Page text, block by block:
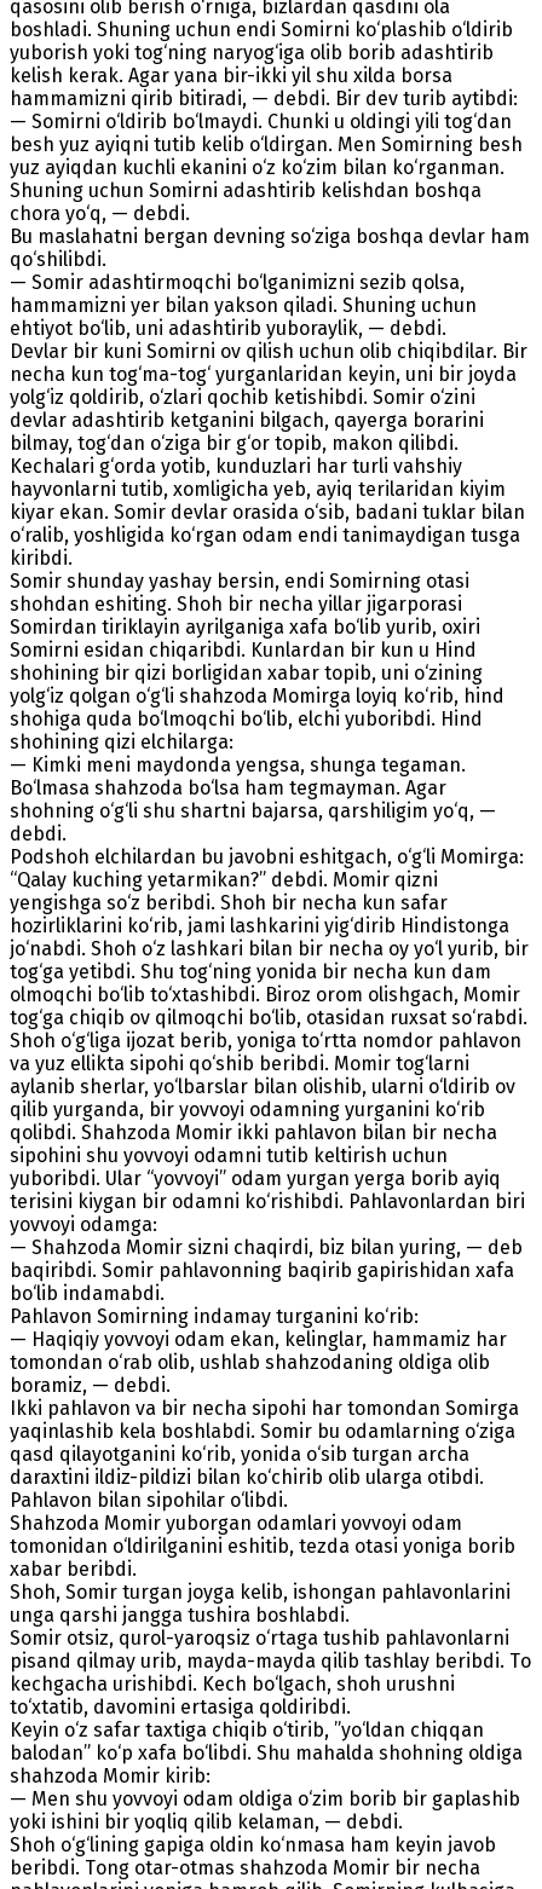
qasosini olib berish o‘rniga, bizlardan qasdini ola
boshladi. Shuning uchun endi Somirni ko‘plashib o‘ldirib
yuborish yoki tog‘ning naryog‘iga olib borib adashtirib
kelish kerak. Agar yana bir-ikki yil shu xilda borsa
hammamizni qirib bitiradi, — debdi. Bir dev turib aytibdi:
— Somirni o‘ldirib bo‘lmaydi. Chunki u oldingi yili tog‘dan
besh yuz ayiqni tutib kelib o‘ldirgan. Men Somirning besh
yuz ayiqdan kuchli ekanini o‘z ko‘zim bilan ko‘rganman.
Shuning uchun Somirni adashtirib kelishdan boshqa
chora yo‘q, — debdi.
Bu maslahatni bergan devning so‘ziga boshqa devlar ham
qo‘shilibdi.
— Somir adashtirmoqchi bo‘lganimizni sezib qolsa,
hammamizni yer bilan yakson qiladi. Shuning uchun
ehtiyot bo‘lib, uni adashtirib yuboraylik, — debdi.
Devlar bir kuni Somirni ov qilish uchun olib chiqibdilar. Bir
necha kun tog‘ma-tog‘ yurganlaridan keyin, uni bir joyda
yolg‘iz qoldirib, o‘zlari qochib ketishibdi. Somir o‘zini
devlar adashtirib ketganini bilgach, qayerga borarini
bilmay, tog‘dan o‘ziga bir g‘or topib, makon qilibdi.
Kechalari g‘orda yotib, kunduzlari har turli vahshiy
hayvonlarni tutib, xomligicha yeb, ayiq terilaridan kiyim
kiyar ekan. Somir devlar orasida o‘sib, badani tuklar bilan
o‘ralib, yoshligida ko‘rgan odam endi tanimaydigan tusga
kiribdi.
Somir shunday yashay bersin, endi Somirning otasi
shohdan eshiting. Shoh bir necha yillar jigarporasi
Somirdan tiriklayin ayrilganiga xafa bo‘lib yurib, oxiri
Somirni esidan chiqaribdi. Kunlardan bir kun u Hind
shohining bir qizi borligidan xabar topib, uni o‘zining
yolg‘iz qolgan o‘g‘li shahzoda Momirga loyiq ko‘rib, hind
shohiga quda bo‘lmoqchi bo‘lib, elchi yuboribdi. Hind
shohining qizi elchilarga:
— Kimki meni maydonda yengsa, shunga tegaman.
Bo‘lmasa shahzoda bo‘lsa ham tegmayman. Agar
shohning o‘g‘li shu shartni bajarsa, qarshiligim yo‘q, —
debdi.
Podshoh elchilardan bu javobni eshitgach, o‘g‘li Momirga:
“Qalay kuching yetarmikan?” debdi. Momir qizni
yengishga so‘z beribdi. Shoh bir necha kun safar
hozirliklarini ko‘rib, jami lashkarini yig‘dirib Hindistonga
jo‘nabdi. Shoh o‘z lashkari bilan bir necha oy yo‘l yurib, bir
tog‘ga yetibdi. Shu tog‘ning yonida bir necha kun dam
olmoqchi bo‘lib to‘xtashibdi. Biroz orom olishgach, Momir
tog‘ga chiqib ov qilmoqchi bo‘lib, otasidan ruxsat so‘rabdi.
Shoh o‘g‘liga ijozat berib, yoniga to‘rtta nomdor pahlavon
va yuz ellikta siрohi qo‘shib beribdi. Momir tog‘larni
aylanib sherlar, yo‘lbarslar bilan olishib, ularni o‘ldirib ov
qilib yurganda, bir yovvoyi odamning yurganini ko‘rib
qolibdi. Shahzoda Momir ikki pahlavon bilan bir necha
siрohini shu yovvoyi odamni tutib keltirish uchun
yuboribdi. Ular “yovvoyi” odam yurgan yerga borib ayiq
terisini kiygan bir odamni ko‘rishibdi. Pahlavonlardan biri
yovvoyi odamga:
— Shahzoda Momir sizni chaqirdi, biz bilan yuring, — deb
baqiribdi. Somir pahlavonning baqirib gapirishidan xafa
bo‘lib indamabdi.
Pahlavon Somirning indamay turganini ko‘rib:
— Haqiqiy yovvoyi odam ekan, kelinglar, hammamiz har
tomondan o‘rab olib, ushlab shahzodaning oldiga olib
boramiz, — debdi.
Ikki pahlavon va bir necha siрohi har tomondan Somirga
yaqinlashib kela boshlabdi. Somir bu odamlarning o‘ziga
qasd qilayotganini ko‘rib, yonida o‘sib turgan archa
daraxtini ildiz-pildizi bilan ko‘chirib olib ularga otibdi.
Pahlavon bilan sipohilar o‘libdi.
Shahzoda Momir yuborgan odamlari yovvoyi odam
tomonidan o‘ldirilganini eshitib, tezda otasi yoniga borib
xabar beribdi.
Shoh, Somir turgan joyga kelib, ishongan pahlavonlarini
unga qarshi jangga tushira boshlabdi.
Somir otsiz, qurol-yaroqsiz o‘rtaga tushib pahlavonlarni
pisand qilmay urib, mayda-mayda qilib tashlay beribdi. Тo
kechgacha urishibdi. Kech bo‘lgach, shoh urushni
to‘xtatib, davomini ertasiga qoldiribdi.
Keyin o‘z safar taxtiga chiqib o‘tirib, ”yo‘ldan chiqqan
balodan” ko‘p xafa bo‘libdi. Shu mahalda shohning oldiga
shahzoda Momir kirib:
— Men shu yovvoyi odam oldiga o‘zim borib bir gaplashib
yoki ishini bir yoqliq qilib kelaman, — debdi.
Shoh o‘g‘lining gapiga oldin ko‘nmasa ham keyin javob
beribdi. Тong otar-otmas shahzoda Momir bir necha